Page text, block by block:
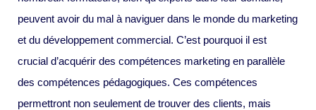
peuvent avoir du mal à naviguer dans le monde du marketing
et du développement commercial. C’est pourquoi il est
crucial d’acquérir des compétences marketing en parallèle
des compétences pédagogiques. Ces compétences
permettront non seulement de trouver des clients, mais